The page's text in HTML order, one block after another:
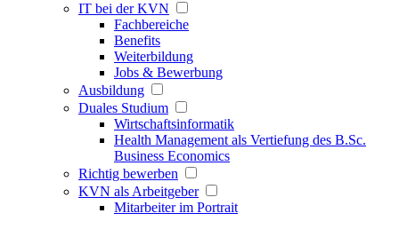
IT bei der KVN
Fachbereiche
Benefits
Weiterbildung
Jobs & Bewerbung
Ausbildung
Duales Studium
Wirtschaftsinformatik
Health Management als Vertiefung des B.Sc.
Business Economics
Richtig bewerben
KVN als Arbeitgeber
Mitarbeiter im Portrait